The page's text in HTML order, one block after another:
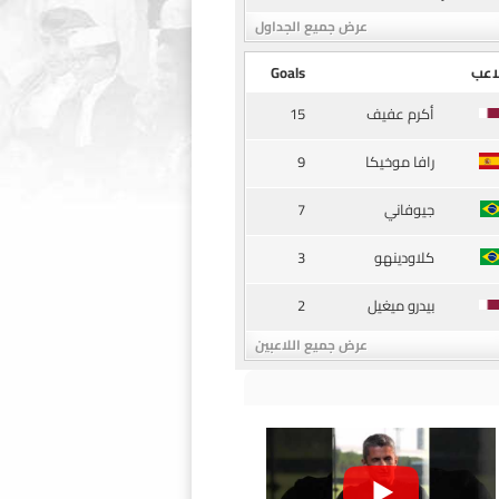
عرض جميع الجداول
Goals
أكرم عفيف
15
رافا موخيكا
9
جيوفاني
7
كلاودينهو
3
بيدرو ميغيل
2
عرض جميع اللاعبين